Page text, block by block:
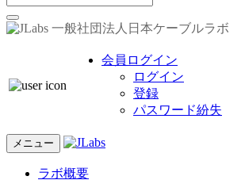
一般社団法人日本ケーブルラボ
会員ログイン
ログイン
登録
パスワード紛失
メニュー
ラボ概要